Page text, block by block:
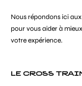
Nous répondons ici
pour vous aider à
votre expérience.
LE CROSS